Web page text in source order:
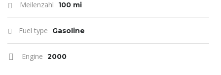
Meilenzahl 100 mi
Fuel type Gasoline
Engine 2000